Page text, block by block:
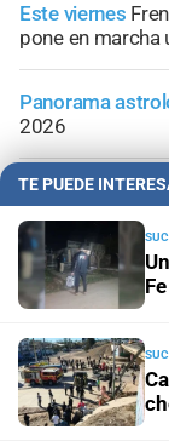
Este viernes
pone en marcha
Panorama
2026
Horóscopo del
agosto de 2026
Horóscopo del
de agosto de
TE PUEDE